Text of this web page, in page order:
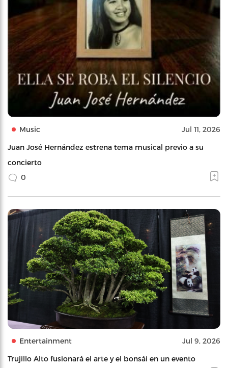
Music Jul 11, 2026
Juan José Hernández estrena tema musical previo a su
concierto
0
Entertainment Jul 9, 2026
Trujillo Alto fusionará el arte y el bonsái en un evento